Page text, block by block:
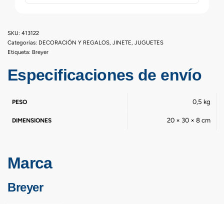
413122
Categorías: DECORACIÓN Y REGALOS, JINETE, JUGUETES
Etiqueta: Breyer
Especificaciones de envío
PESO 0,5 kg
DIMENSIONES 20 × 30 × 8 cm
Marca
Breyer